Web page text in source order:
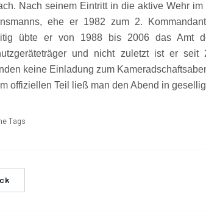
Nach seinem Eintritt in die aktive Wehr
ehe er 1982 zum 2.
übte er von 1988 bis 2006 das Amt
und nicht zuletzt ist er
keine Einladung zum
offiziellen Teil ließ man den Abend in
Tags